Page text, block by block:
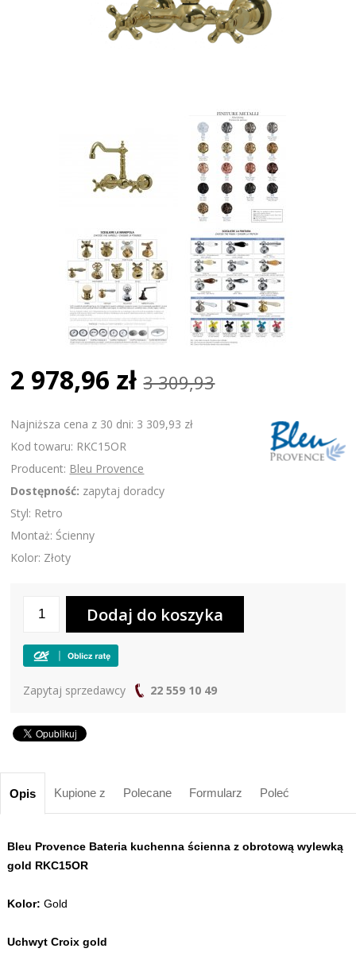
2 978,96 zł 3 309,93
Najniższa cena z 30 dni: 3 309,93 zł
Kod towaru: RKC15OR
Producent: Bleu Provence
Dostępność: zapytaj doradcy
Styl: Retro
Montaż: Ścienny
Kolor: Złoty
Zapytaj sprzedawcy 22 559 10 49
Opis Kupione z Polecane Formularz Poleć
Bleu Provence Bateria kuchenna ścienna z obrotową wylewką
gold RKC15OR
Kolor: Gold
Uchwyt Croix gold